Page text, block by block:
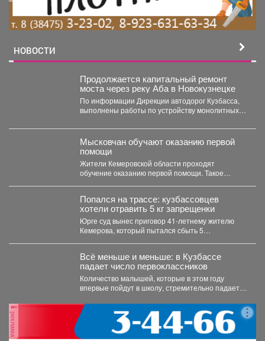
НОВОСТИ
Продолжается капитальный ремонт
моста через реку Аба в Новокузнецке
По информации Дирекции автодорог Кузбасса,
выполнены работы по устройству монолитных
Мысковчан обучают оказанию первой
помощи
Жители Кемеровской области проходят
обучение оказанию первой помощи. Такое
Попался на трассе: кузбассовцев
хотели отравить 5 кг запрещенки
Юрге суд вынес приговор 41-летнему жителю
Кемерова, который пытался сбыть 5
Всё меньше и меньше: в Кузбассе
падает число первоклассников
Количество малышей, которые в этом году
впервые пойдут в школу, стремительно падает в
реклама